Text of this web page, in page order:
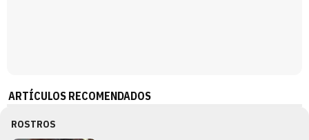
ARTÍCULOS RECOMENDADOS
ROSTROS